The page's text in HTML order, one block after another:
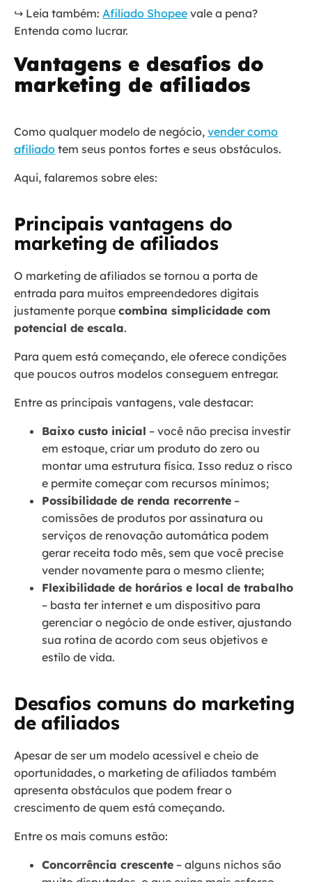
↪️ Leia também: Afiliado Shopee vale a pena?
Entenda como lucrar.
Vantagens e desafios do
marketing de afiliados
Como qualquer modelo de negócio, vender como
afiliado tem seus pontos fortes e seus obstáculos.
Aqui, falaremos sobre eles:
Principais vantagens do
marketing de afiliados
O marketing de afiliados se tornou a porta de
entrada para muitos empreendedores digitais
justamente porque combina simplicidade com
potencial de escala.
Para quem está começando, ele oferece condições
que poucos outros modelos conseguem entregar.
Entre as principais vantagens, vale destacar:
Baixo custo inicial – você não precisa investir
em estoque, criar um produto do zero ou
montar uma estrutura física. Isso reduz o risco
e permite começar com recursos mínimos;
Possibilidade de renda recorrente –
comissões de produtos por assinatura ou
serviços de renovação automática podem
gerar receita todo mês, sem que você precise
vender novamente para o mesmo cliente;
Flexibilidade de horários e local de trabalho
– basta ter internet e um dispositivo para
gerenciar o negócio de onde estiver, ajustando
sua rotina de acordo com seus objetivos e
estilo de vida.
Desafios comuns do marketing
de afiliados
Apesar de ser um modelo acessível e cheio de
oportunidades, o marketing de afiliados também
apresenta obstáculos que podem frear o
crescimento de quem está começando.
Entre os mais comuns estão:
Concorrência crescente – alguns nichos são